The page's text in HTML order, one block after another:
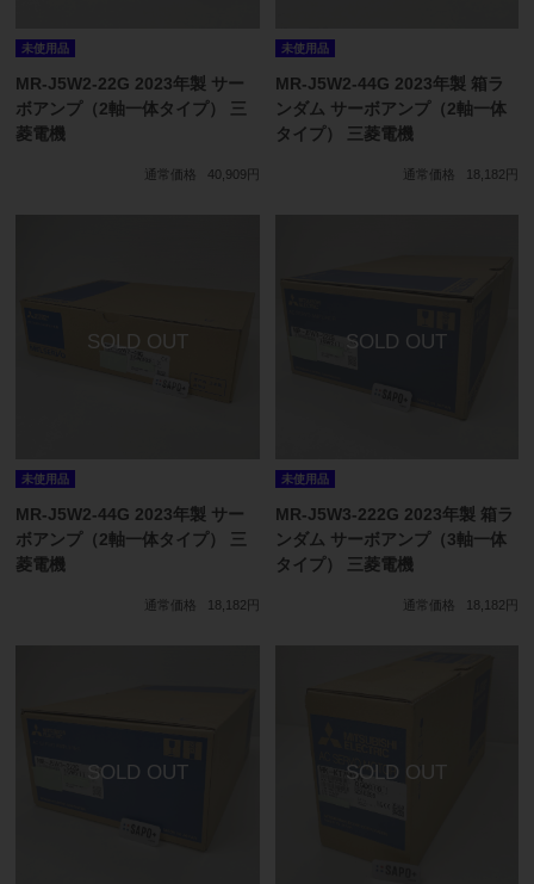
未使用品
MR-J5W2-22G 2023年製 サー
ボアンプ（2軸一体タイプ） 三
菱電機
通常価格 40,909円
未使用品
MR-J5W2-44G 2023年製 箱ラ
ンダム サーボアンプ（2軸一体
タイプ） 三菱電機
通常価格 18,182円
未使用品
MR-J5W2-44G 2023年製 サー
ボアンプ（2軸一体タイプ） 三
菱電機
通常価格 18,182円
未使用品
MR-J5W3-222G 2023年製 箱ラ
ンダム サーボアンプ（3軸一体
タイプ） 三菱電機
通常価格 18,182円